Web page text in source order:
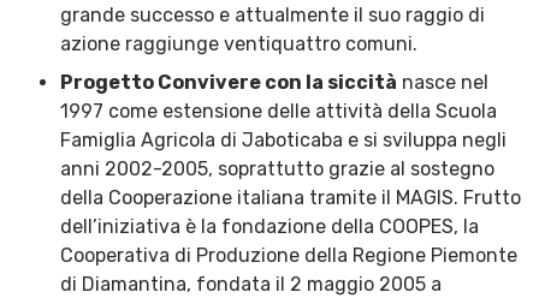
grande successo e attualmente il suo raggio di
azione raggiunge ventiquattro comuni.
Progetto Convivere con la siccità nasce nel
1997 come estensione delle attività della Scuola
Famiglia Agricola di Jaboticaba e si sviluppa negli
anni 2002-2005, soprattutto grazie al sostegno
della Cooperazione italiana tramite il MAGIS. Frutto
dell’iniziativa è la fondazione della COOPES, la
Cooperativa di Produzione della Regione Piemonte
di Diamantina, fondata il 2 maggio 2005 a